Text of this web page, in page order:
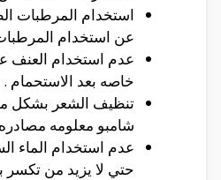
استخدام المرطبات
عن استخدام
عدم استخدام العنف
خاصه بعد الاستحمام .
تنظيف الشعر بشكل
شامبو معلومه مصادره
عدم استخدام الماء
حتي لا يزيد من تكسر